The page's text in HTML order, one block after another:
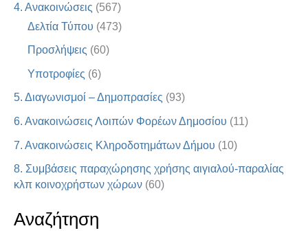
4. Ανακοινώσεις (567)
Δελτία Τύπου (473)
Προσλήψεις (60)
Υποτροφίες (6)
5. Διαγωνισμοί – Δημοπρασίες (93)
6. Ανακοινώσεις Λοιπών Φορέων Δημοσίου (11)
7. Ανακοινώσεις Κληροδοτημάτων Δήμου (10)
8. Συμβάσεις παραχώρησης χρήσης αιγιαλού-παραλίας
κλπ κοινοχρήστων χώρων (60)
Αναζήτηση